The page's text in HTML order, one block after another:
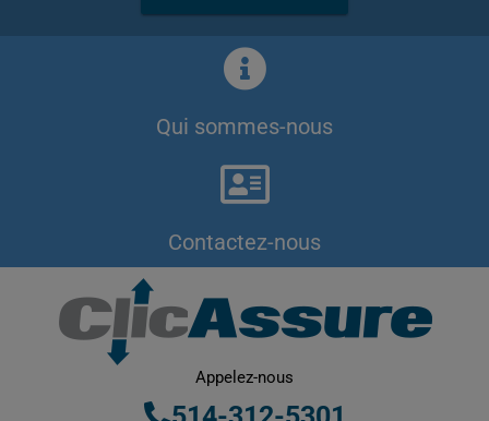
Qui sommes-nous
Contactez-nous
Appelez-nous